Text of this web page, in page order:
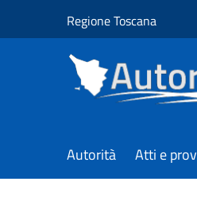
Regione Toscana
Autorità Atti e